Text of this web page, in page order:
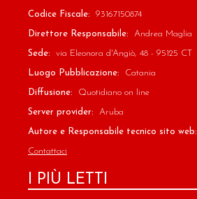
Codice Fiscale: 93167150874
Direttore Responsabile: Andrea Maglia
Sede: via Eleonora d'Angiò, 48 - 95125 CT
Luogo Pubblicazione: Catania
Diffusione: Quotidiano on line
Server provider: Aruba
Autore e Responsabile tecnico sito web:
Contattaci
I PIÙ LETTI